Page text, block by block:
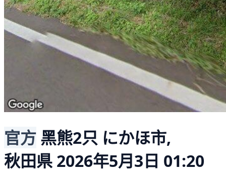
官方 黑熊2只 にかほ市,
秋田県 2026年5月3日 01:20